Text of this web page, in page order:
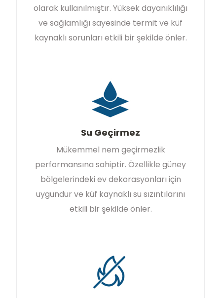
olarak kullanılmıştır. Yüksek dayanıklılığı
ve sağlamlığı sayesinde termit ve küf
kaynaklı sorunları etkili bir şekilde önler.
Su Geçirmez
Mükemmel nem geçirmezlik
performansına sahiptir. Özellikle güney
bölgelerindeki ev dekorasyonları için
uygundur ve küf kaynaklı su sızıntılarını
etkili bir şekilde önler.